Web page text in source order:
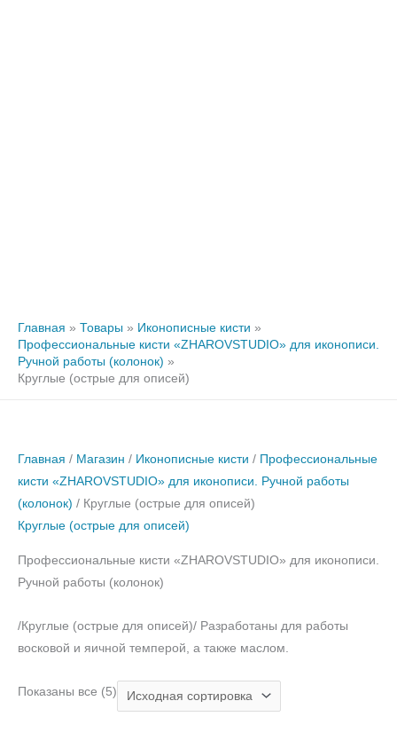
Главная Товары
Иконописные кисти
Профессиональные кисти «ZHAROVSTUDIO» для иконописи.
Ручной работы (колонок)
Круглые (острые для описей)
Главная / Магазин / Иконописные кисти / Профессиональные
кисти «ZHAROVSTUDIO» для иконописи. Ручной работы
(колонок) / Круглые (острые для описей)
Круглые (острые для описей)
Профессиональные кисти «ZHAROVSTUDIO» для иконописи.
Ручной работы (колонок)
/Круглые (острые для описей)/ Разработаны для работы
восковой и яичной темперой, а также маслом.
Показаны все (5)